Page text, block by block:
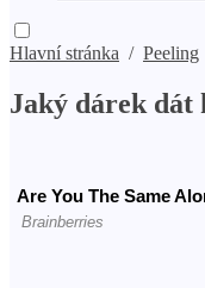
Hlavní stránka / Peeling
Jaký dárek dát